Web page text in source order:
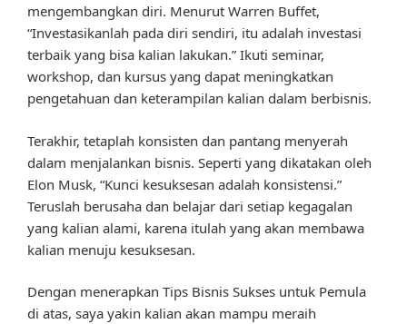
mengembangkan diri. Menurut Warren Buffet,
“Investasikanlah pada diri sendiri, itu adalah investasi
terbaik yang bisa kalian lakukan.” Ikuti seminar,
workshop, dan kursus yang dapat meningkatkan
pengetahuan dan keterampilan kalian dalam berbisnis.
Terakhir, tetaplah konsisten dan pantang menyerah
dalam menjalankan bisnis. Seperti yang dikatakan oleh
Elon Musk, “Kunci kesuksesan adalah konsistensi.”
Teruslah berusaha dan belajar dari setiap kegagalan
yang kalian alami, karena itulah yang akan membawa
kalian menuju kesuksesan.
Dengan menerapkan Tips Bisnis Sukses untuk Pemula
di atas, saya yakin kalian akan mampu meraih